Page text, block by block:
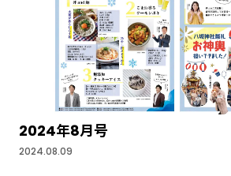
2024年8月号
2024.08.09